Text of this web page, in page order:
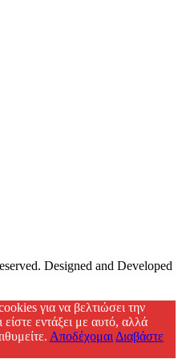
Designed and Developed
για να βελτιώσει την
εντάξει με αυτό, αλλά
Αποδέχομαι Διαβάστε